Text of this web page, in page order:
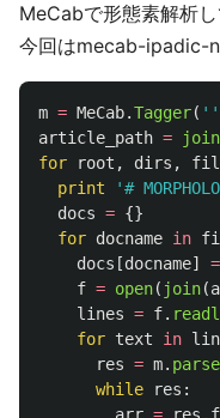
MeCabで形態素解析し
今回はmecab-ipadic-
m = MeCab.Tagger( ''
article_path = join
for
root , dirs ,
print
'#
docs = {}
for docname in
docs [docname] =
f = open( join(
lines = f.
for text in
res = m.
while
res :